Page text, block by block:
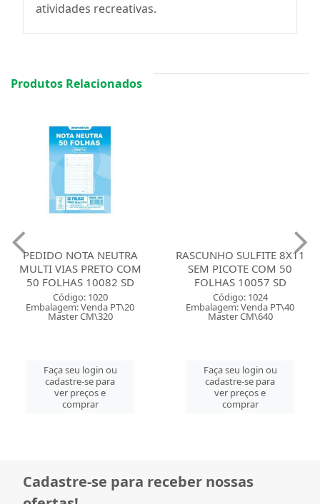
atividades recreativas.
Produtos Relacionados
PEDIDO NOTA NEUTRA
MULTI VIAS PRETO COM
50 FOLHAS 10082 SD
Código: 1020
Embalagem: Venda PT\20
Master CM\320
Faça seu login ou
cadastre-se para
ver preços e
comprar
RASCUNHO SULFITE 8X11
SEM PICOTE COM 50
FOLHAS 10057 SD
Código: 1024
Embalagem: Venda PT\40
Master CM\640
Faça seu login ou
cadastre-se para
ver preços e
comprar
Cadastre-se para receber nossas